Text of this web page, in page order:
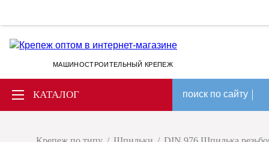
МАШИНОСТРОИТЕЛЬНЫЙ КРЕПЕЖ
КАТАЛОГ поиск по сайту